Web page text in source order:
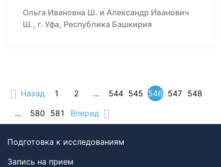
Ольга Ивановна Ш. и Александр Иванович
Ш., г. Уфа, Республика Башкирия
Назад 1 2 ... 544 545 546 547 548
...
580 581 Вперед
Подготовка к исследованиям
Запись на прием